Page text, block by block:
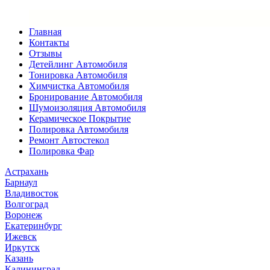
Главная
Контакты
Отзывы
Детейлинг Автомобиля
Тонировка Автомобиля
Химчистка Автомобиля
Бронирование Автомобиля
Шумоизоляция Автомобиля
Керамическое Покрытие
Полировка Автомобиля
Ремонт Автостекол
Полировка Фар
Астрахань
Барнаул
Владивосток
Волгоград
Воронеж
Екатеринбург
Ижевск
Иркутск
Казань